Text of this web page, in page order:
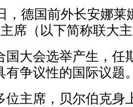
，德国前外长安娜莱
席（以下简称联大
国大会选举产生，任
有争议性的国际议题
位主席，贝尔伯克身